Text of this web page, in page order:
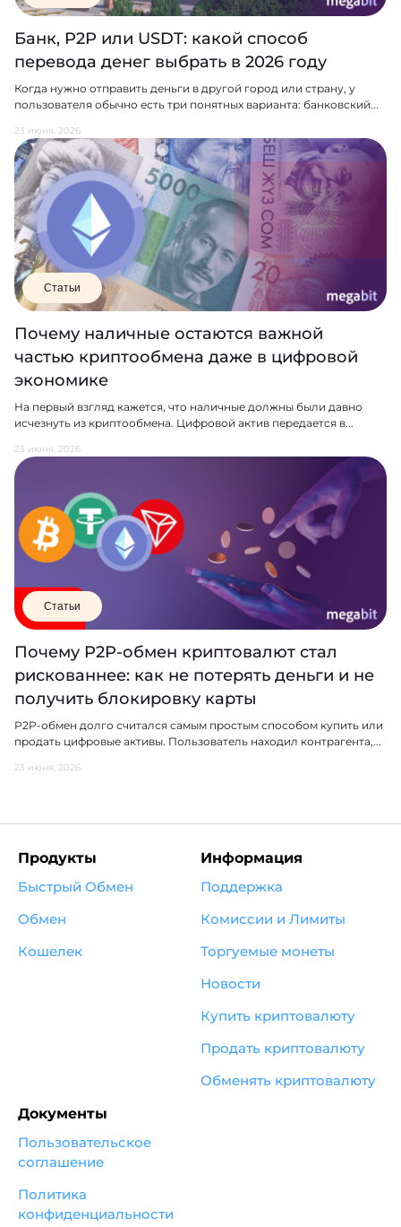
Банк, P2P или USDT: какой способ
перевода денег выбрать в 2026 году
Когда нужно отправить деньги в другой город или страну, у
пользователя обычно есть три понятных варианта: банковский...
23 июня, 2026
Статьи
Почему наличные остаются важной
частью криптообмена даже в цифровой
экономике
На первый взгляд кажется, что наличные должны были давно
исчезнуть из криптообмена. Цифровой актив передается в...
23 июня, 2026
Статьи
Почему P2P-обмен криптовалют стал
рискованнее: как не потерять деньги и не
получить блокировку карты
P2P-обмен долго считался самым простым способом купить или
продать цифровые активы. Пользователь находил контрагента,...
23 июня, 2026
Продукты
Быстрый Обмен
Обмен
Кошелек
Информация
Поддержка
Комиссии и Лимиты
Торгуемые монеты
Новости
Купить криптовалюту
Продать криптовалюту
Обменять криптовалюту
Документы
Пользовательское
соглашение
Политика
конфиденциальности